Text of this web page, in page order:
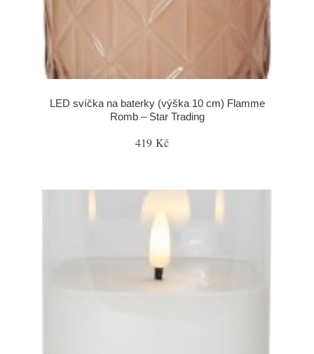
LED svíčka na baterky (výška 10 cm) Flamme
Romb – Star Trading
419 Kč